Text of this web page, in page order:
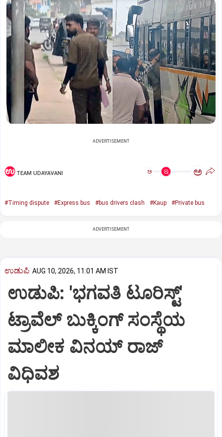
ADVERTISEMENT
TEAM UDAYAVANI ಅ ಅ
#Timing dispute #Express bus #bus drivers clash #Kaup #Private bus
ADVERTISEMENT
ಉಡುಪಿ AUG 10, 2026, 11:01 AM IST
ಉಡುಪಿ: 'ಭಗವತಿ ಟೂರಿಸ್ಟ್'
ಟ್ರಾವೆಲ್ ಬುಕ್ಕಿಂಗ್ ಸಂಸ್ಥೆಯ
ಮಾಲೀಕ ವಿನಯ್ ರಾಜ್
ವಿಧಿವಶ